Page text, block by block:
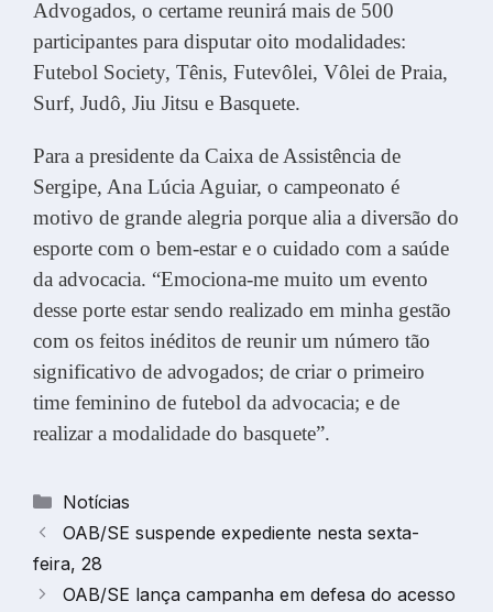
Advogados, o certame reunirá mais de 500
participantes para disputar oito modalidades:
Futebol Society, Tênis, Futevôlei, Vôlei de Praia,
Surf, Judô, Jiu Jitsu e Basquete.
Para a presidente da Caixa de Assistência de
Sergipe, Ana Lúcia Aguiar, o campeonato é
motivo de grande alegria porque alia a diversão do
esporte com o bem-estar e o cuidado com a saúde
da advocacia. “Emociona-me muito um evento
desse porte estar sendo realizado em minha gestão
com os feitos inéditos de reunir um número tão
significativo de advogados; de criar o primeiro
time feminino de futebol da advocacia; e de
realizar a modalidade do basquete”.
Categorias
Notícias
OAB/SE suspende expediente nesta sexta-
feira, 28
OAB/SE lança campanha em defesa do acesso